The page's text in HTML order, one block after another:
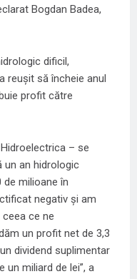
Bogdan Badea,
dificil,
reușit să încheie anul
profit către
– se
un an hidrologic
milioane în
negativ și am
ce ne
un profit net de 3,3
dividend suplimentar
un miliard de lei”, a